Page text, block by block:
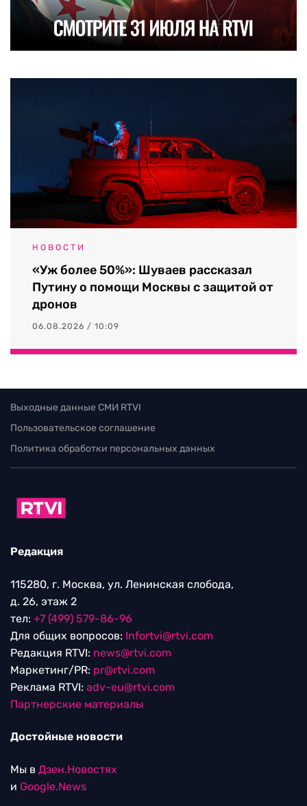
НОВОСТИ
«Уж более 50%»: Шуваев рассказал
Путину о помощи Москвы с защитой от
дронов
06.08.2026 / 10:09
Выходные данные СМИ RTVI
Пользовательское соглашение
Политика обработки персональных данных
Редакция
115280, г. Москва, ул. Ленинская слобода,
д. 26, этаж 2
тел: +7 (499) 579-86-96
Для общих вопросов: Infortvi@rtvi.com
Редакция RTVI: news@rtvi.com
Маркетинг/PR: pr@rtvi.com
Реклама RTVI: adv-eu@rtvi.com
Партнерские материалы
Достойные новости
Мы в Дзен.Новостях
и Google.News